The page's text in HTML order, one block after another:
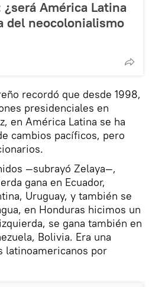
América Latina
del neocolonialismo
recordó que desde 1998,
presidenciales en
en América Latina se ha
cambios pacíficos, pero
—subrayó Zelaya—,
gana en Ecuador,
Uruguay, y también se
en Honduras hicimos un
se gana también en
Bolivia. Era una
latinoamericanos por